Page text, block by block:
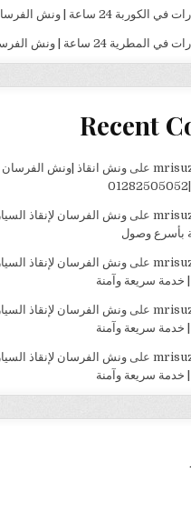
24 ساعة | ونش الفرسان
24 ساعة | ونش الفرسان
Recent
على ونش انقاذ |ونش الفرسان
على ونش الفرسان لإنقاذ
على ونش الفرسان لإنقاذ
على ونش الفرسان لإنقاذ
على ونش الفرسان لإنقاذ